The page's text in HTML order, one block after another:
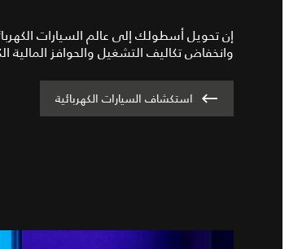
إن تحويل أسطولك إلى عالم السيارات
وانخفاض تكاليف التشغيل والحوافز المالية
استكشاف السيارات الكهربائية